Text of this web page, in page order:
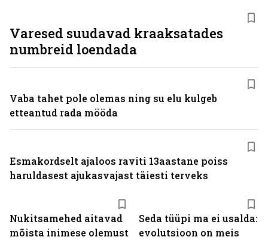
Nukitsamehed aitavad
mõista inimese olemust
Seda tüüpi ma ei usalda:
evolutsioon on meis
Varesed suudavad kraaksatades
numbreid loendada
Vaba tahet pole olemas ning su elu kulgeb
etteantud rada mööda
Esmakordselt ajaloos raviti 13aastane poiss
haruldasest ajukasvajast täiesti terveks